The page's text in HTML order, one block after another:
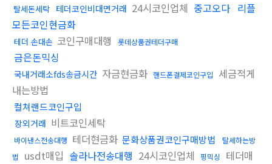
탈세돈세탁 테더코인비대면거래 24시코인업체 중고오다 리플
모든코인현금화
테더 손대손 코인구매대행 롯데상품권테더구매
금은돈믹싱
국내거래소fds송금시간 자금현금화 핸드폰결제코인구입
세금적게
내는방법
컬쳐랜드코인구입
장외거래 비트코인세탁
바이낸스전송대행 테더현금화 문화상품권코인구매방법
탈세하는방
법
usdt매입 솔라나전송대행 24시코인업체 핑믹싱
테더매